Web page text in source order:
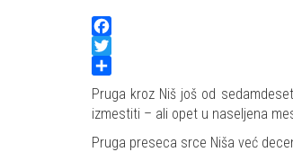
Facebook
Twitter
Share
Pruga kroz Niš još od
izmestiti – ali opet u naseljena
Pruga preseca srce Niša već